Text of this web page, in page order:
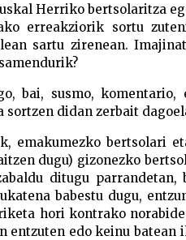
Herriko bertsolaritza
erreakziorik sortu
sartu zirenean.
bai, susmo,
sortzen didan zerbait
emakumezko bertsolari
dugu) gizonezko
ditugu parrandetan,
babestu dugu,
hori kontrako
entzuten edo keinu batean